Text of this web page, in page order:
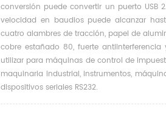
conversión puede convertir un puerto USB
velocidad en baudios puede alcanzar
cuatro alambres de tracción, papel de
cobre estañado 80, fuerte
utilizar para máquinas de control de
maquinaria industrial, instrumentos,
dispositivos seriales RS232.